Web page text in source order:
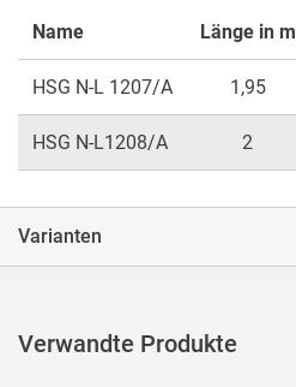
Name Länge in m
HSG N-L 1207/A 1,95
HSG N-L1208/A 2
Varianten
Verwandte Produkte